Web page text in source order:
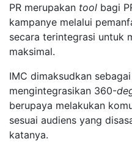
PR merupakan tool bagi
kampanye melalui
secara terintegrasi untuk
maksimal.
IMC dimaksudkan
mengintegrasikan 360-
berupaya melakukan
sesuai audiens yang
katanya.